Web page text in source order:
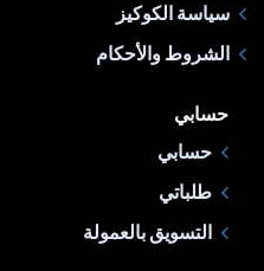
سياسة الكوكيز
الشروط والأحكام
حسابي
حسابي
طلباتي
التسويق بالعمولة